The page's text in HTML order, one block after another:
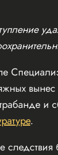
вынес
и
.